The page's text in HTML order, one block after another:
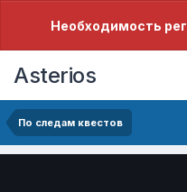
Необходимость
Asterios
По следам квестов